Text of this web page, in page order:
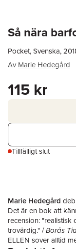
Så nära
Pocket, Svenska,
Av Marie Hedegård
115 kr
Tillfälligt slut
Marie Hedegård
Det är en bok att
recension:
trovärdig." /Borås
ELLEN sover alltid